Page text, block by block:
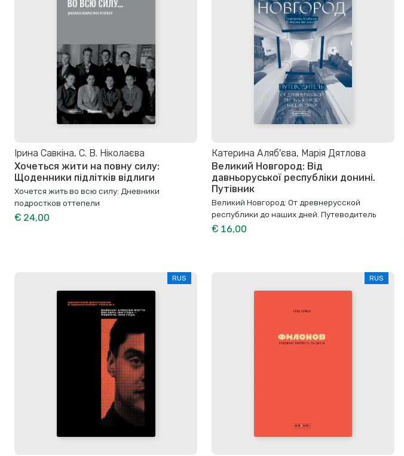
Ірина Савкіна, С. В. Ніколаєва
Хочеться жити на повну силу:
Щоденники підлітків відлиги
Хочется жить во всю силу: Дневники
подростков оттепели
€ 24,00
Катерина Аляб'єва, Марія Дятлова
Великий Новгород: Від
давньоруської республіки донині.
Путівник
Великий Новгород: От древнерусской
республики до наших дней. Путеводитель
€ 16,00
RUS RUS